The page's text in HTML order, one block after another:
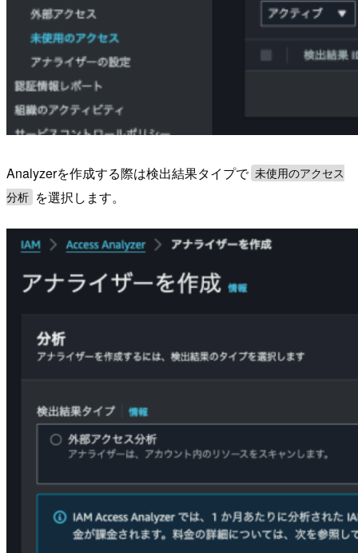
Analyzerを作成する際は検出結果タイプで 未使用のアクセス
分析
を選択します。